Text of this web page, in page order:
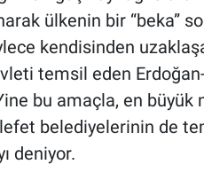
ülkenin bir “beka”
kendisinden
temsil eden
bu amaçla, en büyük
belediyelerinin de
deniyor.